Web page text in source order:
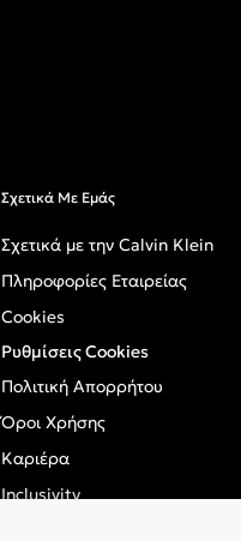
Σχετικά Με Εμάς
Σχετικά με την Calvin Klein
Πληροφορίες Εταιρείας
Cookies
Ρυθμίσεις Cookies
Πολιτική Απορρήτου
Όροι Χρήσης
Καριέρα
Inclusivity